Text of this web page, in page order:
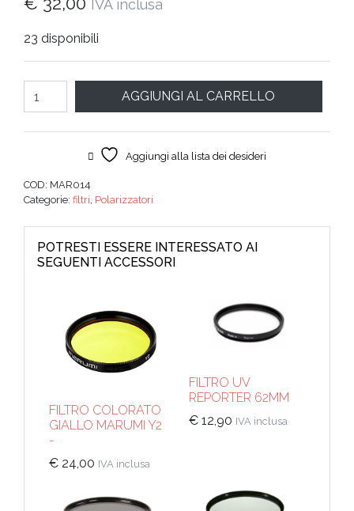
IVA inclusa
23 disponibili
AGGIUNGI AL CARRELLO
Aggiungi alla lista dei desideri
COD: MAR014
Categorie: filtri, Polarizzatori
POTRESTI ESSERE INTERESSATO AI
SEGUENTI ACCESSORI
FILTRO COLORATO
GIALLO MARUMI Y2
-
€ 24,00 IVA inclusa
FILTRO UV
REPORTER 62MM
€ 12,90 IVA inclusa